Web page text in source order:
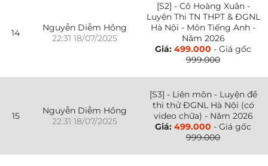
14
Nguyễn Diễm Hồng
22:31 18/07/2025
[S2] - Cô Hoàng Xuân -
Luyện Thi TN THPT & ĐGNL
Hà Nội - Môn Tiếng Anh -
Năm 2026
Giá: 499.000 - Giá gốc
999.000
15
Nguyễn Diễm Hồng
22:31 18/07/2025
[S3] - Liên môn - Luyện đề
thi thử ĐGNL Hà Nội (có
video chữa) - Năm 2026
Giá: 499.000 - Giá gốc
999.000